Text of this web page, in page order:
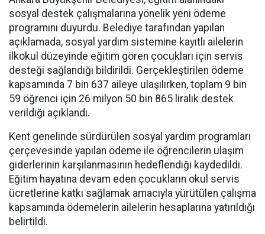
sosyal destek çalışmalarına yönelik yeni ödeme
programını duyurdu. Belediye tarafından yapılan
açıklamada, sosyal yardım sistemine kayıtlı ailelerin
ilkokul düzeyinde eğitim gören çocukları için servis
desteği sağlandığı bildirildi. Gerçekleştirilen ödeme
kapsamında 7 bin 637 aileye ulaşılırken, toplam 9 bin
59 öğrenci için 26 milyon 50 bin 865 liralık destek
verildiği açıklandı.
Kent genelinde sürdürülen sosyal yardım programları
çerçevesinde yapılan ödeme ile öğrencilerin ulaşım
giderlerinin karşılanmasının hedeflendiği kaydedildi.
Eğitim hayatına devam eden çocukların okul servis
ücretlerine katkı sağlamak amacıyla yürütülen çalışma
kapsamında ödemelerin ailelerin hesaplarına yatırıldığı
belirtildi.